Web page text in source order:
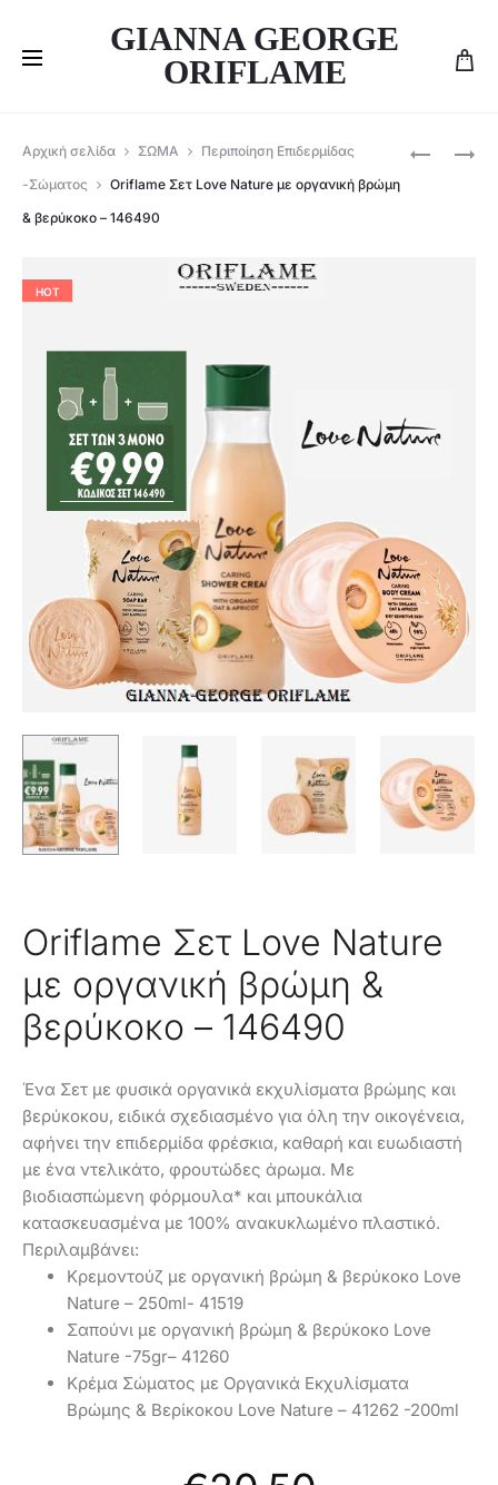
GIANNA GEORGE
ORIFLAME
ORIFLAME
ORIFLAME
Αρχική σελίδα ΣΩΜΑ
Περιποίηση Επιδερμίδας
-Σώματος
Oriflame Σετ Love Nature με οργανική βρώμη
& βερύκοκο – 146490
HOT
Oriflame Σετ Love Nature
με οργανική βρώμη &
βερύκοκο – 146490
Ένα Σετ με φυσικά οργανικά εκχυλίσματα βρώμης και
βερύκοκου, ειδικά σχεδιασμένο για όλη την οικογένεια,
αφήνει την επιδερμίδα φρέσκια, καθαρή και ευωδιαστή
με ένα ντελικάτο, φρουτώδες άρωμα. Με
βιοδιασπώμενη φόρμουλα* και μπουκάλια
κατασκευασμένα με 100% ανακυκλωμένο πλαστικό.
Περιλαμβάνει:
Κρεμοντούζ με οργανική βρώμη & βερύκοκο Love
Nature – 250ml- 41519
Σαπούνι με οργανική βρώμη & βερύκοκο Love
Nature -75gr– 41260
Κρέμα Σώματος με Οργανικά Εκχυλίσματα
Βρώμης & Βερίκοκου Love Nature – 41262 -200ml